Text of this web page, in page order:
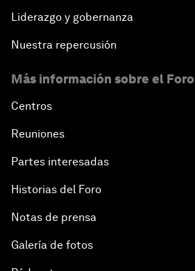
Liderazgo y gobernanza
Nuestra repercusión
Más información sobre el Foro
Centros
Reuniones
Partes interesadas
Historias del Foro
Notas de prensa
Galería de fotos